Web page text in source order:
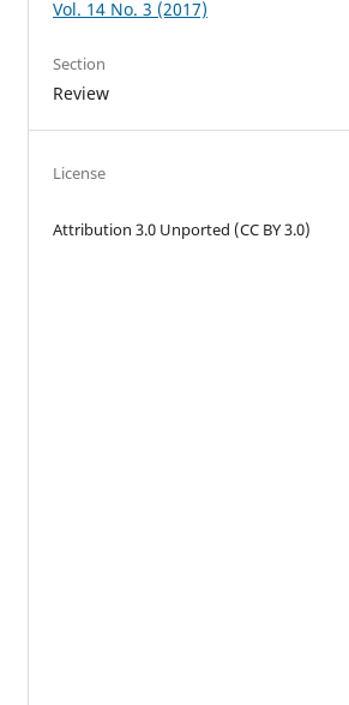
Vol. 14 No. 3 (2017)
Section
Review
License
Attribution 3.0 Unported (CC BY 3.0)